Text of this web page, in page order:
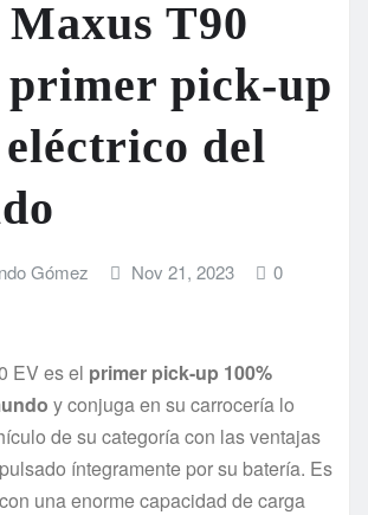
Maxus T90
primer pick-up
del
Gómez Nov 21, 2023 0
EV es el primer pick-up 100%
y conjuga en su carrocería lo
de su categoría con las ventajas
íntegramente por su batería. Es
una enorme capacidad de carga